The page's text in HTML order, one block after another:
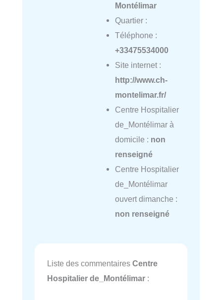
Montélimar
Quartier :
Téléphone :
+33475534000
Site internet :
http://www.ch-
montelimar.fr/
Centre Hospitalier
de_Montélimar à
domicile : non
renseigné
Centre Hospitalier
de_Montélimar
ouvert dimanche :
non renseigné
Liste des commentaires Centre
Hospitalier de_Montélimar :